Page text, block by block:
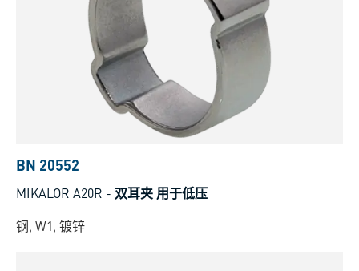
BN 20552
MIKALOR A20R - 双耳夹 用于低压
钢, W1, 镀锌